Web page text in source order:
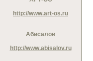
http://www.art-os.ru
Абисалов
http://www.abisalov.ru